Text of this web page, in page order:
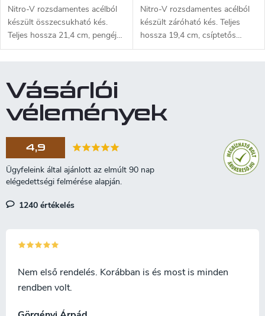
Nitro-V rozsdamentes acélból
készült összecsukható kés.
Teljes hossza 21,4 cm, pengéje
8,8 cm. Markolat G10 sötétzöld
Nitro-V rozsdamentes acélból
készült záróható kés. Teljes
hossza 19,4 cm, csíptetős
penge - 8,4 cm. Alumínium
Vásárlói
vélemények
4,9
1240 értékelés
Nem első rendelés. Korábban is és most is minden
rendben volt.